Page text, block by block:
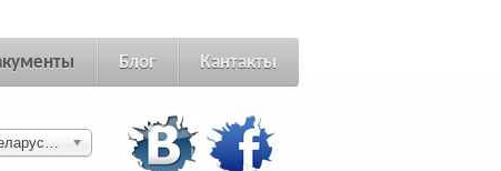
Блог Кантакты
Беларуская